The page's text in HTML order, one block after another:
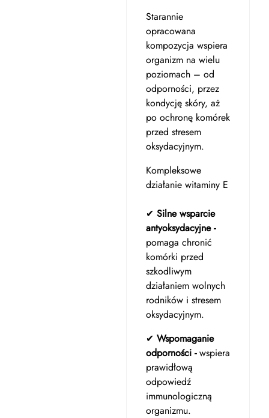
Starannie
opracowana
kompozycja wspiera
organizm na wielu
poziomach – od
odporności, przez
kondycję skóry, aż
po ochronę komórek
przed stresem
oksydacyjnym.
Kompleksowe
działanie witaminy E
✔ Silne wsparcie
antyoksydacyjne -
pomaga chronić
komórki przed
szkodliwym
działaniem wolnych
rodników i stresem
oksydacyjnym.
✔ Wspomaganie
odporności -wspiera
prawidłową
odpowiedź
immunologiczną
organizmu.